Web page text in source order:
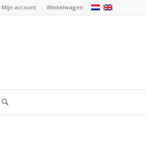
Mijn account Winkelwagen